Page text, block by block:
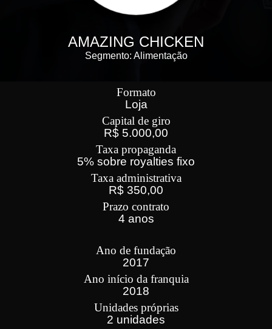
AMAZING CHICKEN
Segmento: Alimentação
Formato
Loja
Capital de giro
R$ 5.000,00
Taxa propaganda
5% sobre royalties fixo
Taxa administrativa
R$ 350,00
Prazo contrato
4 anos
Ano de fundação
2017
Ano início da franquia
2018
Unidades próprias
2 unidades